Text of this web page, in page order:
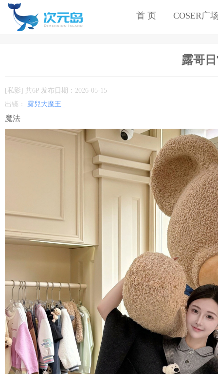
首 页 COSER广
露哥
[私影] 共6P 发布日期：2026-05-15
出镜： 露兒大魔王_
魔法